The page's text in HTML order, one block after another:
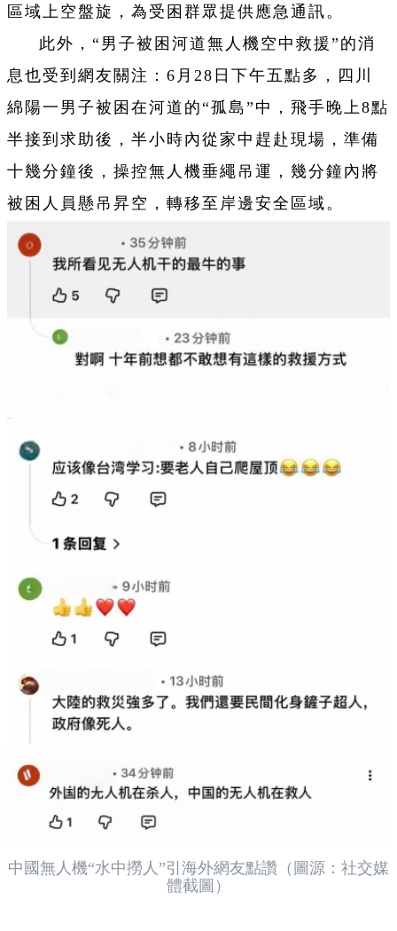
區域上空盤旋，為受困群眾提供應急通訊。
此外，“男子被困河道無人機空中救援”的消
息也受到網友關注：6月28日下午五點多，四川
綿陽一男子被困在河道的“孤島”中，飛手晚上8點
半接到求助後，半小時內從家中趕赴現場，準備
十幾分鐘後，操控無人機垂繩吊運，幾分鐘內將
被困人員懸吊昇空，轉移至岸邊安全區域。
中國無人機“水中撈人”引海外網友點讚 （圖源：社交媒
體截圖）